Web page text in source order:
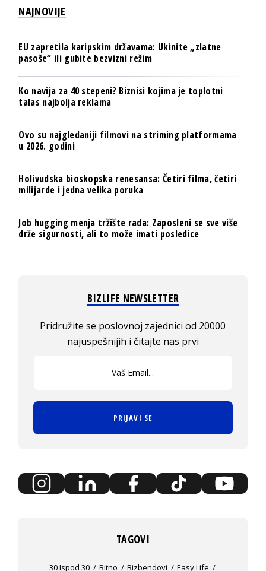
NAJNOVIJE
EU zapretila karipskim državama: Ukinite „zlatne
pasoše“ ili gubite bezvizni režim
Ko navija za 40 stepeni? Biznisi kojima je toplotni
talas najbolja reklama
Ovo su najgledaniji filmovi na striming platformama
u 2026. godini
Holivudska bioskopska renesansa: Četiri filma, četiri
milijarde i jedna velika poruka
Job hugging menja tržište rada: Zaposleni se sve više
drže sigurnosti, ali to može imati posledice
BIZLIFE NEWSLETTER
Pridružite se poslovnoj zajednici od 20000
najuspešnijih i čitajte nas prvi
PRIJAVI SE
TAGOVI
30 Ispod 30 Bitno Bizbendovi
Easy Life